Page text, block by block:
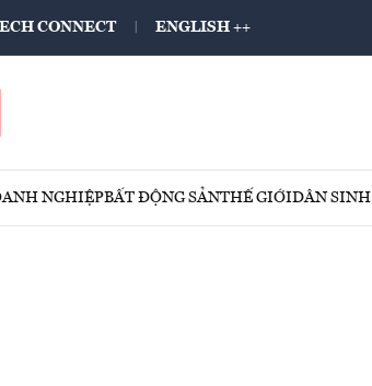
CONNECT ENGLISH ++
NGHIỆPBẤT ĐỘNG SẢNTHẾ GIỚIDÂN SINH